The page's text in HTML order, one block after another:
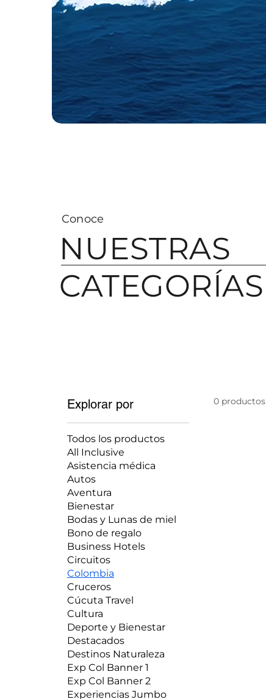
Conoce
NUESTRAS
CATEGORÍAS
Explorar por
Todos los productos
All Inclusive
Asistencia médica
Autos
Aventura
Bienestar
Bodas y Lunas de miel
Bono de regalo
Business Hotels
Circuitos
Colombia
Cruceros
Cúcuta Travel
Cultura
Deporte y Bienestar
Destacados
Destinos Naturaleza
Exp Col Banner 1
Exp Col Banner 2
Experiencias Jumbo
0 productos